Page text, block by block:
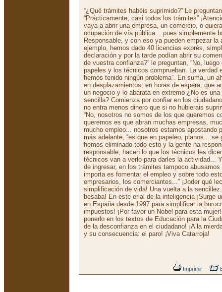
“¿Qué trámites habéis suprimido?” Le
“Prácticamente, casi todos los trámites”
vaya a abrir una empresa, un comercio, o
ocupación de vía pública... pues simplemente
Responsable, y con eso ya pueden empezar
ejemplo, hemos dado 40 licencias exprés,
declaración y por la tarde podían abrir su
de vuestra confianza?” le preguntan, “No,
papeles y los técnicos comprueban. La verdad
hemos tenido ningún problema”. En suma, un
en desplazamientos, en horas de espera, que
un negocio y lo abarata en extremo ¿No es
sencilla? Comienza por confiar en los
no entra menos dinero que si no hubierais
“No, nosotros no somos de los que queremos
queremos es que abran muchas empresas,
mucho empleo... nosotros estamos apostando
más adelante, “es que en papeleo, planos... se
hemos eliminado todo esto y la gente ha
responsable, hacen lo que los técnicos les
técnicos van a verlo para darles la actividad...
de ingresar, en los trámites tampoco
importa es fomentar el empleo y sobre todo
empresarios, los comerciantes...” ¡Joder qué
simplificación de vida! Una vuelta a la
besaba! En este erial de la inteligencia ¡Surge
en España desde 1997 para simplificar la
impuestos! ¡Por favor un Nobel para esta
ponerlo en los textos de Educación para la
de la desconfianza en el ciudadano! ¡A la
y su consecuencia: el paro! ¡Viva Catarroja!
Imprimir